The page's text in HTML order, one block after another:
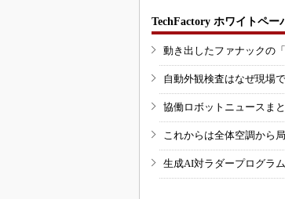
TechFactory ホワイトペー
動き出したファナックの
自動外観検査はなぜ現場
協働ロボットニュースま
これからは全体空調から
生成AI対ラダープログラム